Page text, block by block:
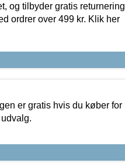
og tilbyder gratis returnering
ordrer over 499 kr. Klik her
er gratis hvis du køber for